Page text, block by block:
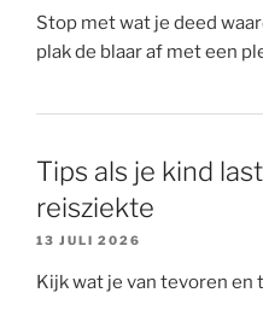
Stop met wat je deed
plak de blaar af met een
Tips als je kind
reisziekte
13 JULI 2026
Kijk wat je van tevoren